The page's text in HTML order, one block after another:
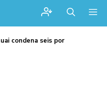
condena seis por